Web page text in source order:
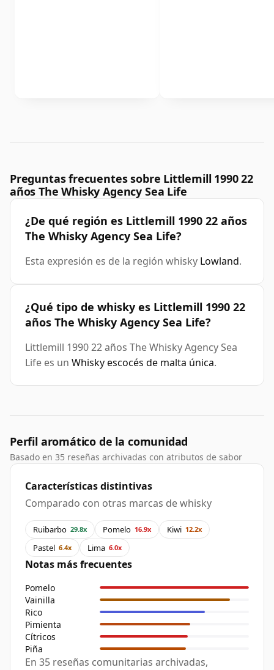
Preguntas frecuentes sobre Littlemill 1990 22
años The Whisky Agency Sea Life
¿De qué región es Littlemill 1990 22 años
The Whisky Agency Sea Life?
Esta expresión es de la región whisky Lowland.
¿Qué tipo de whisky es Littlemill 1990 22
años The Whisky Agency Sea Life?
Littlemill 1990 22 años The Whisky Agency Sea
Life es un Whisky escocés de malta única.
Perfil aromático de la comunidad
Basado en 35 reseñas archivadas con atributos de sabor
Características distintivas
Comparado con otras marcas de whisky
Ruibarbo 29.8x Pomelo 16.9x Kiwi 12.2x
Pastel 6.4x Lima 6.0x
Notas más frecuentes
Pomelo
Vainilla
Rico
Pimienta
Cítricos
Piña
En 35 reseñas comunitarias archivadas,